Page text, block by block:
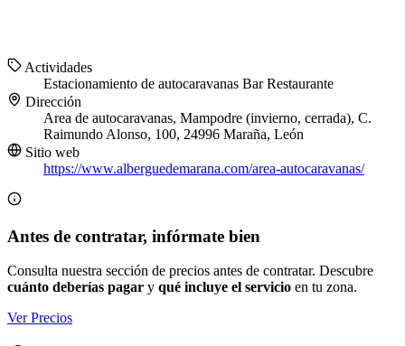
Actividades
Estacionamiento de autocaravanas BarRestaurante
Dirección
Area de autocaravanas, Mampodre (invierno, cerrada), C.
Raimundo Alonso, 100, 24996 Maraña, León
Sitio web
https://www.alberguedemarana.com/area-autocaravanas/
Antes de contratar, infórmate bien
Consulta nuestra sección de precios antes de contratar. Descubre
cuánto deberías pagar y qué incluye el servicio en tu zona.
Ver Precios